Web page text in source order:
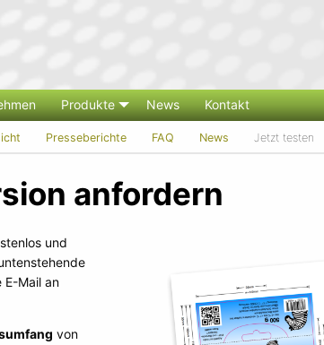
Produkte News Kontakt
Presseberichte FAQ News Jetzt testen
anfordern
und
E-Mail an
von